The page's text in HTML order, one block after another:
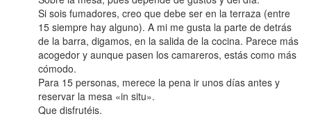
Si sois fumadores, creo que debe ser en la terraza (entre
15 siempre hay alguno). A mi me gusta la parte de detrás
de la barra, digamos, en la salida de la cocina. Parece más
acogedor y aunque pasen los camareros, estás como más
cómodo.
Para 15 personas, merece la pena ir unos días antes y
reservar la mesa «in situ».
Que disfrutéis.